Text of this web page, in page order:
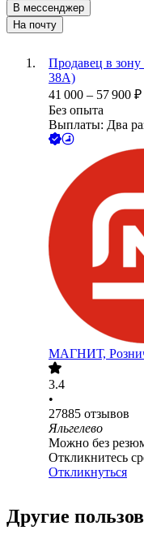
В мессенджер
На почту
Продавец в зону
38А)
41 000 – 57 900 ₽
Без опыта
Выплаты: Два
МАГНИТ,
3.4
•
27885 отзывов
Яльгелево
Можно без
Откликнитесь
Откликнуться
Другие